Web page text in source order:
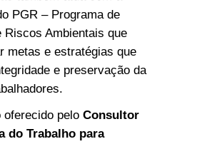
PGR – Programa de
Riscos Ambientais que
metas e estratégias que
e preservação da
oferecido peloConsultor
do Trabalho para